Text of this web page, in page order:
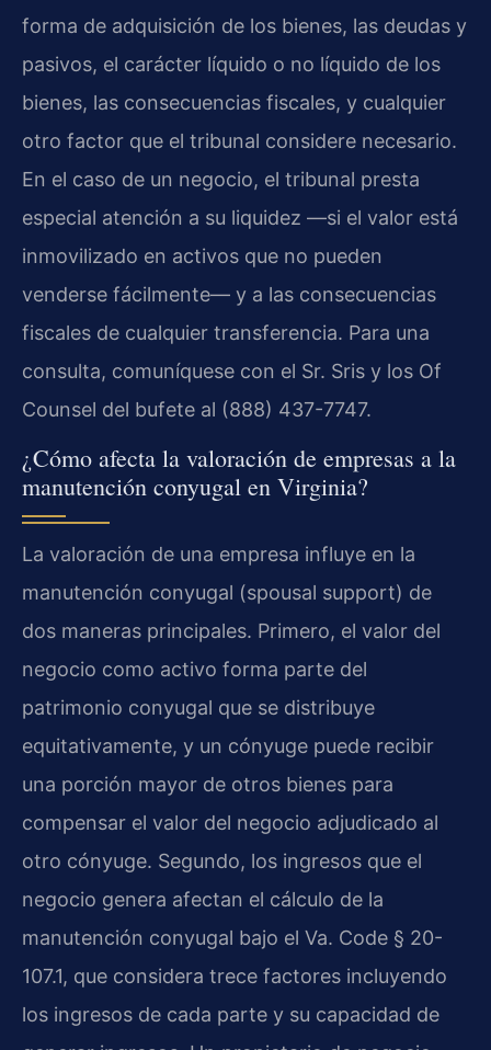
forma de adquisición de los bienes, las deudas y
pasivos, el carácter líquido o no líquido de los
bienes, las consecuencias fiscales, y cualquier
otro factor que el tribunal considere necesario.
En el caso de un negocio, el tribunal presta
especial atención a su liquidez —si el valor está
inmovilizado en activos que no pueden
venderse fácilmente— y a las consecuencias
fiscales de cualquier transferencia. Para una
consulta, comuníquese con el Sr. Sris y los Of
Counsel del bufete al (888) 437-7747.
¿Cómo afecta la valoración de empresas a la
manutención conyugal en Virginia?
La valoración de una empresa influye en la
manutención conyugal (spousal support) de
dos maneras principales. Primero, el valor del
negocio como activo forma parte del
patrimonio conyugal que se distribuye
equitativamente, y un cónyuge puede recibir
una porción mayor de otros bienes para
compensar el valor del negocio adjudicado al
otro cónyuge. Segundo, los ingresos que el
negocio genera afectan el cálculo de la
manutención conyugal bajo el Va. Code § 20-
107.1, que considera trece factores incluyendo
los ingresos de cada parte y su capacidad de